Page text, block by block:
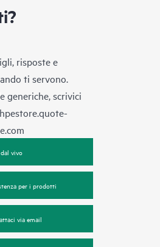
risposte e
ti servono.
generiche, scrivici
hpestore.quote-
vivo
per i prodotti
via email